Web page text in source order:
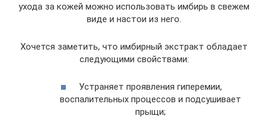
ухода за кожей можно использовать имбирь в свежем
виде и настои из него.
Хочется заметить, что имбирный экстракт обладает
следующими свойствами:
Устраняет проявления гиперемии,
воспалительных процессов и подсушивает
прыщи;